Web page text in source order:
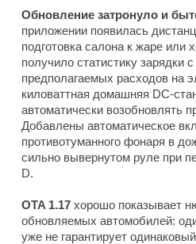
Обновление затронуло и
приложении появилась
подготовка салона к жаре или
получило статистику зарядки
предполагаемых расходов на
киловаттная домашняя DC-
автоматически возобновлять
Добавлены автоматическое
противотуманного фонаря в
сильно вывернутом руле при
D.
OTA 1.17 хорошо показывает
обновляемых автомобилей:
уже не гарантирует